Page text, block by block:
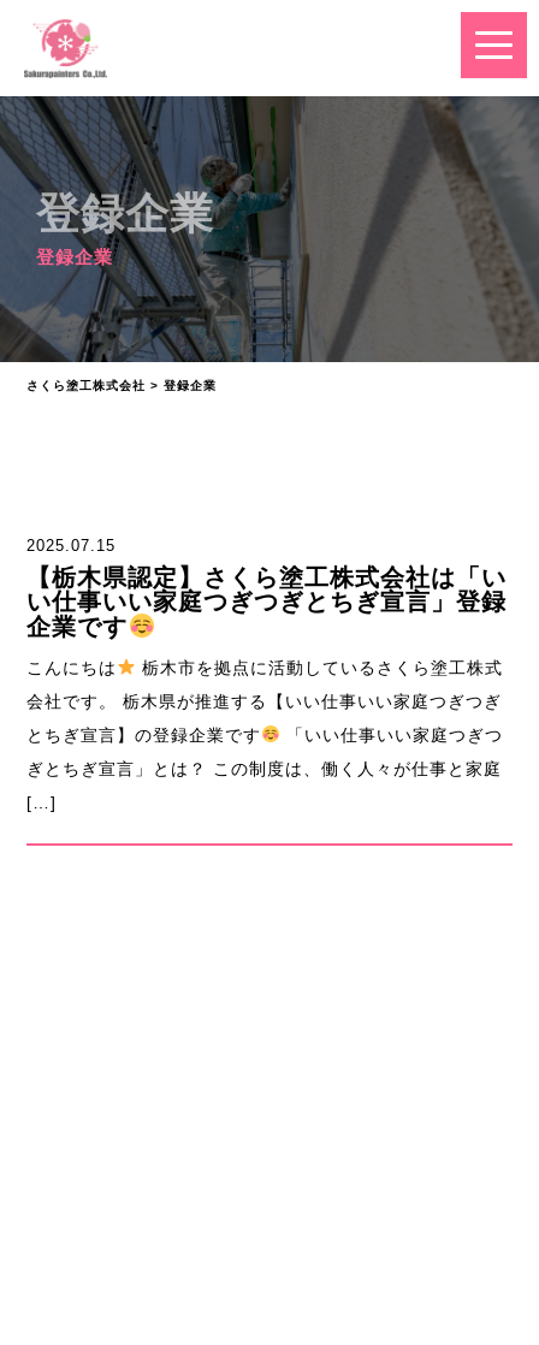
登録企業
登録企業
さくら塗工株式会社 >登録企業
2025.07.15
【栃木県認定】さくら塗工株式会社は「い
い仕事いい家庭つぎつぎとちぎ宣言」登録
企業です
こんにちは
栃木市を拠点に活動しているさくら塗工株式
会社です。 栃木県が推進する【いい仕事いい家庭つぎつぎ
とちぎ宣言】の登録企業です
「いい仕事いい家庭つぎつ
ぎとちぎ宣言」とは？ この制度は、働く人々が仕事と家庭
[…]